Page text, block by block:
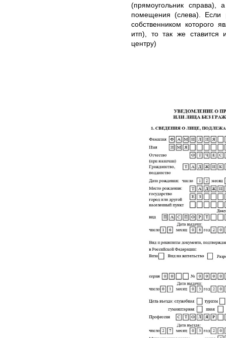
(прямоугольник справа),
помещения (слева). Если
собственником которого
итп), то так же
центру)